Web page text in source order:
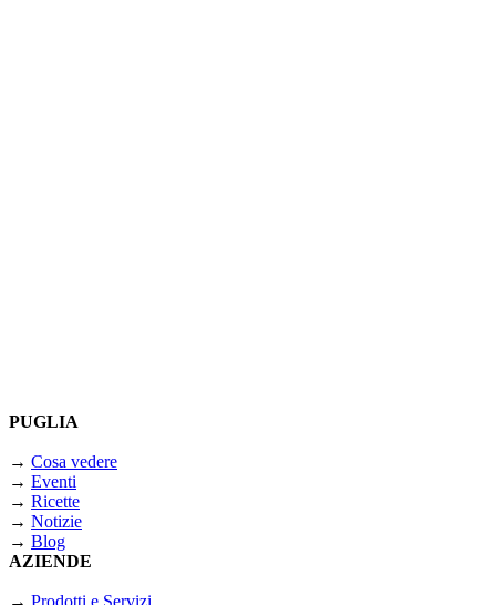
PUGLIA
→ Cosa vedere
→ Eventi
→ Ricette
→ Notizie
→ Blog
AZIENDE
→ Prodotti e Servizi